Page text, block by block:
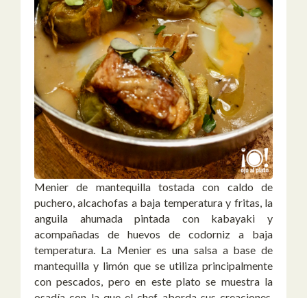
Menier de mantequilla tostada con caldo de
puchero, alcachofas a baja temperatura y fritas, la
anguila ahumada pintada con kabayaki y
acompañadas de huevos de codorniz a baja
temperatura. La Menier es una salsa a base de
mantequilla y limón que se utiliza principalmente
con pescados, pero en este plato se muestra la